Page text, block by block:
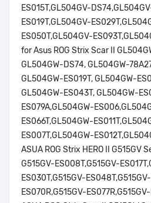
ES015T,GL504GV-
ES019T,GL504GV-
ES050T,GL504GV-
for Asus ROG Strix Scar II
GL504GW-DS74, GL504GW-
GL504GW-ES019T, GL504GW-
GL504GW-ES043T, GL504GW-
ES079A,GL504GW-
ES066T,GL504GW-
ES007T,GL504GW-
ASUA ROG Strix HERO II G515GV
G515GV-ES008T,G515GV-
ES030T,G515GV-
ES070R,G515GV-